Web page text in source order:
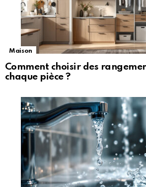
Maison
Comment choisir des
chaque pièce ?